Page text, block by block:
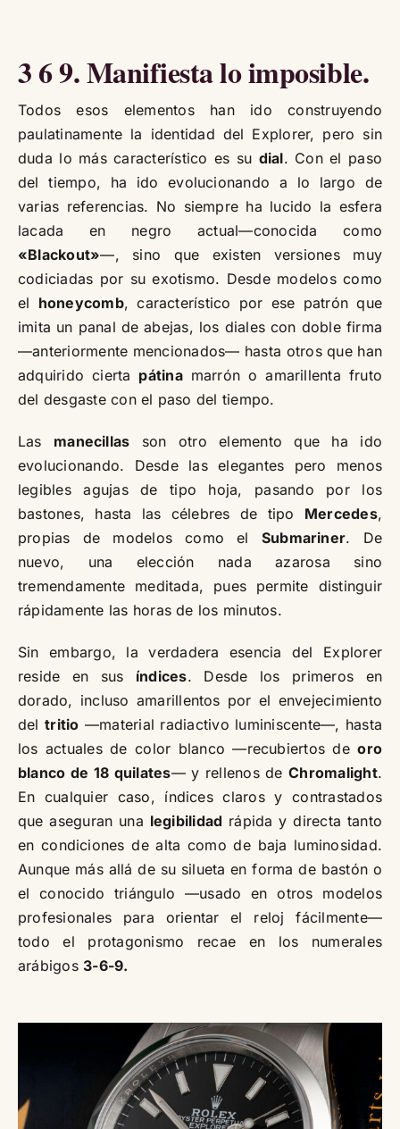
3 6 9. Manifiesta lo imposible.
Todos esos elementos han ido construyendo
paulatinamente la identidad del Explorer, pero sin
duda lo más característico es su dial. Con el paso
del tiempo, ha ido evolucionando a lo largo de
varias referencias. No siempre ha lucido la esfera
lacada en negro actual—conocida como
«Blackout»—, sino que existen versiones muy
codiciadas por su exotismo. Desde modelos como
el honeycomb, característico por ese patrón que
imita un panal de abejas, los diales con doble firma
—anteriormente mencionados— hasta otros que han
adquirido cierta pátinamarrón o amarillenta fruto
del desgaste con el paso del tiempo.
Las manecillas son otro elemento que ha ido
evolucionando. Desde las elegantes pero menos
legibles agujas de tipo hoja, pasando por los
bastones, hasta las célebres de tipo Mercedes,
propias de modelos como el Submariner. De
nuevo, una elección nada azarosa sino
tremendamente meditada, pues permite distinguir
rápidamente las horas de los minutos.
Sin embargo, la verdadera esencia del Explorer
reside en sus índices. Desde los primeros en
dorado, incluso amarillentos por el envejecimiento
deltritio —material radiactivo luminiscente—, hasta
los actuales de color blanco —recubiertos deoro
blanco de 18 quilates— y rellenos deChromalight.
En cualquier caso, índices claros y contrastados
que aseguran una legibilidad rápida y directa tanto
en condiciones de alta como de baja luminosidad.
Aunque más allá de su silueta en forma de bastón o
el conocido triángulo —usado en otros modelos
profesionales para orientar el reloj fácilmente—
todo el protagonismo recae en los numerales
arábigos3-6-9.